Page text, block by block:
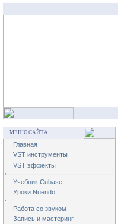
МЕНЮ САЙТА
Главная
VST инструменты
VST эффекты
Учебник Cubase
Уроки Nuendo
Работа со звуком
Запись и мастеринг